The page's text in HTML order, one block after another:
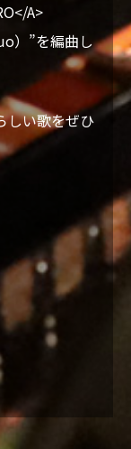
A>
）”を編曲し
しい歌をぜひ